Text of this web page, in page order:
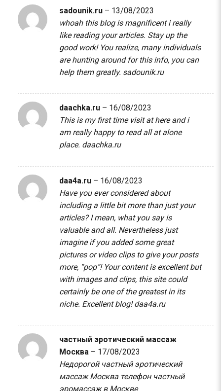
sadounik.ru – 13/08/2023
whoah this blog is magnificent i really
like reading your articles. Stay up the
good work! You realize, many individuals
are hunting around for this info, you can
help them greatly. sadounik.ru
daachka.ru – 16/08/2023
This is my first time visit at here and i
am really happy to read all at alone
place. daachka.ru
daa4a.ru – 16/08/2023
Have you ever considered about
including a little bit more than just your
articles? I mean, what you say is
valuable and all. Nevertheless just
imagine if you added some great
pictures or video clips to give your posts
more, “pop”! Your content is excellent but
with images and clips, this site could
certainly be one of the greatest in its
niche. Excellent blog!daa4a.ru
частный эротический массаж
Москва – 17/08/2023
Недорогой частный эротический
массаж Москва телефон частный
эромассаж в Москве